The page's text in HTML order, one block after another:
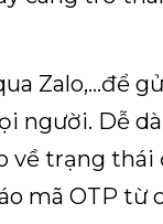
Zalo,…để
người. Dễ
trạng thái
mã OTP